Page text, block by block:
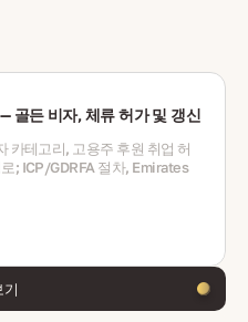
골든 비자, 체류 허가 및 갱신
카테고리, 고용주 후원 취업 허
; ICP/GDRFA 절차, Emirates
기